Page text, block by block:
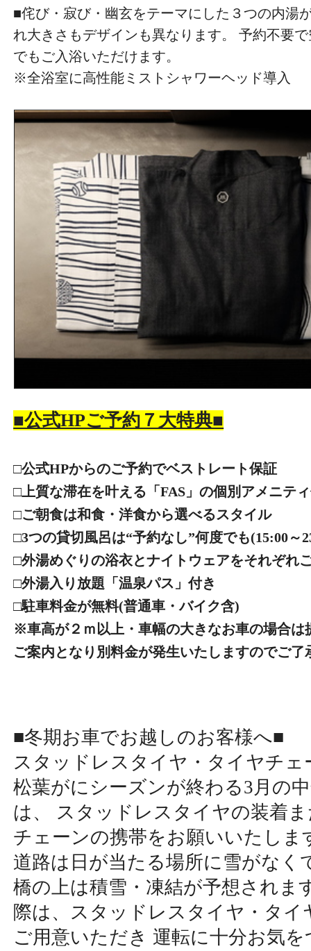
■侘び・寂び・幽玄をテーマにした３つの内湯
れ大きさもデザインも異なります。 予約不要
でもご入浴いただけます。
※全浴室に高性能ミストシャワーヘッド導入
■公式HPご予約７大特典■
□公式HPからのご予約でベストレート保証
□上質な滞在を叶える「FAS」の個別アメニテ
□ご朝食は和食・洋食から選べるスタイル
□3つの貸切風呂は“予約なし”何度でも(15:00～
□外湯めぐりの浴衣とナイトウェアをそれぞれ
□外湯入り放題「温泉パス」付き
□駐車料金が無料(普通車・バイク含)
※車高が２ｍ以上・車幅の大きなお車の場合は
ご案内となり別料金が発生いたしますのでご了
■冬期お車でお越しのお客様へ■
スタッドレスタイヤ・タイヤチェ
松葉がにシーズンが終わる3月の
は、 スタッドレスタイヤの装着
チェーンの携帯をお願いいたしま
道路は日が当たる場所に雪がなく
橋の上は積雪・凍結が予想されま
際は、スタッドレスタイヤ・タイ
ご用意いただき 運転に十分お気